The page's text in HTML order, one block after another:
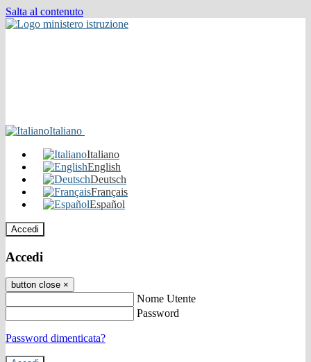
Salta al contenuto
Italiano
Italiano
English
Deutsch
Français
Español
Accedi
Accedi
button close ×
Nome Utente
Password
Password dimenticata?